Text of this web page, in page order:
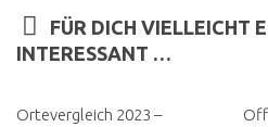
FÜR DICH VIELLEICHT
INTERESSANT …
Ortevergleich 2023 –